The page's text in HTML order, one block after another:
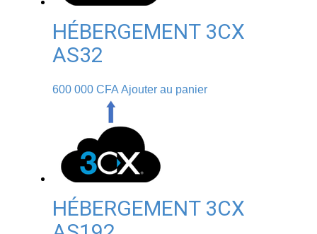
HÉBERGEMENT 3CX
AS32
600 000CFA Ajouter au panier
HÉBERGEMENT 3CX